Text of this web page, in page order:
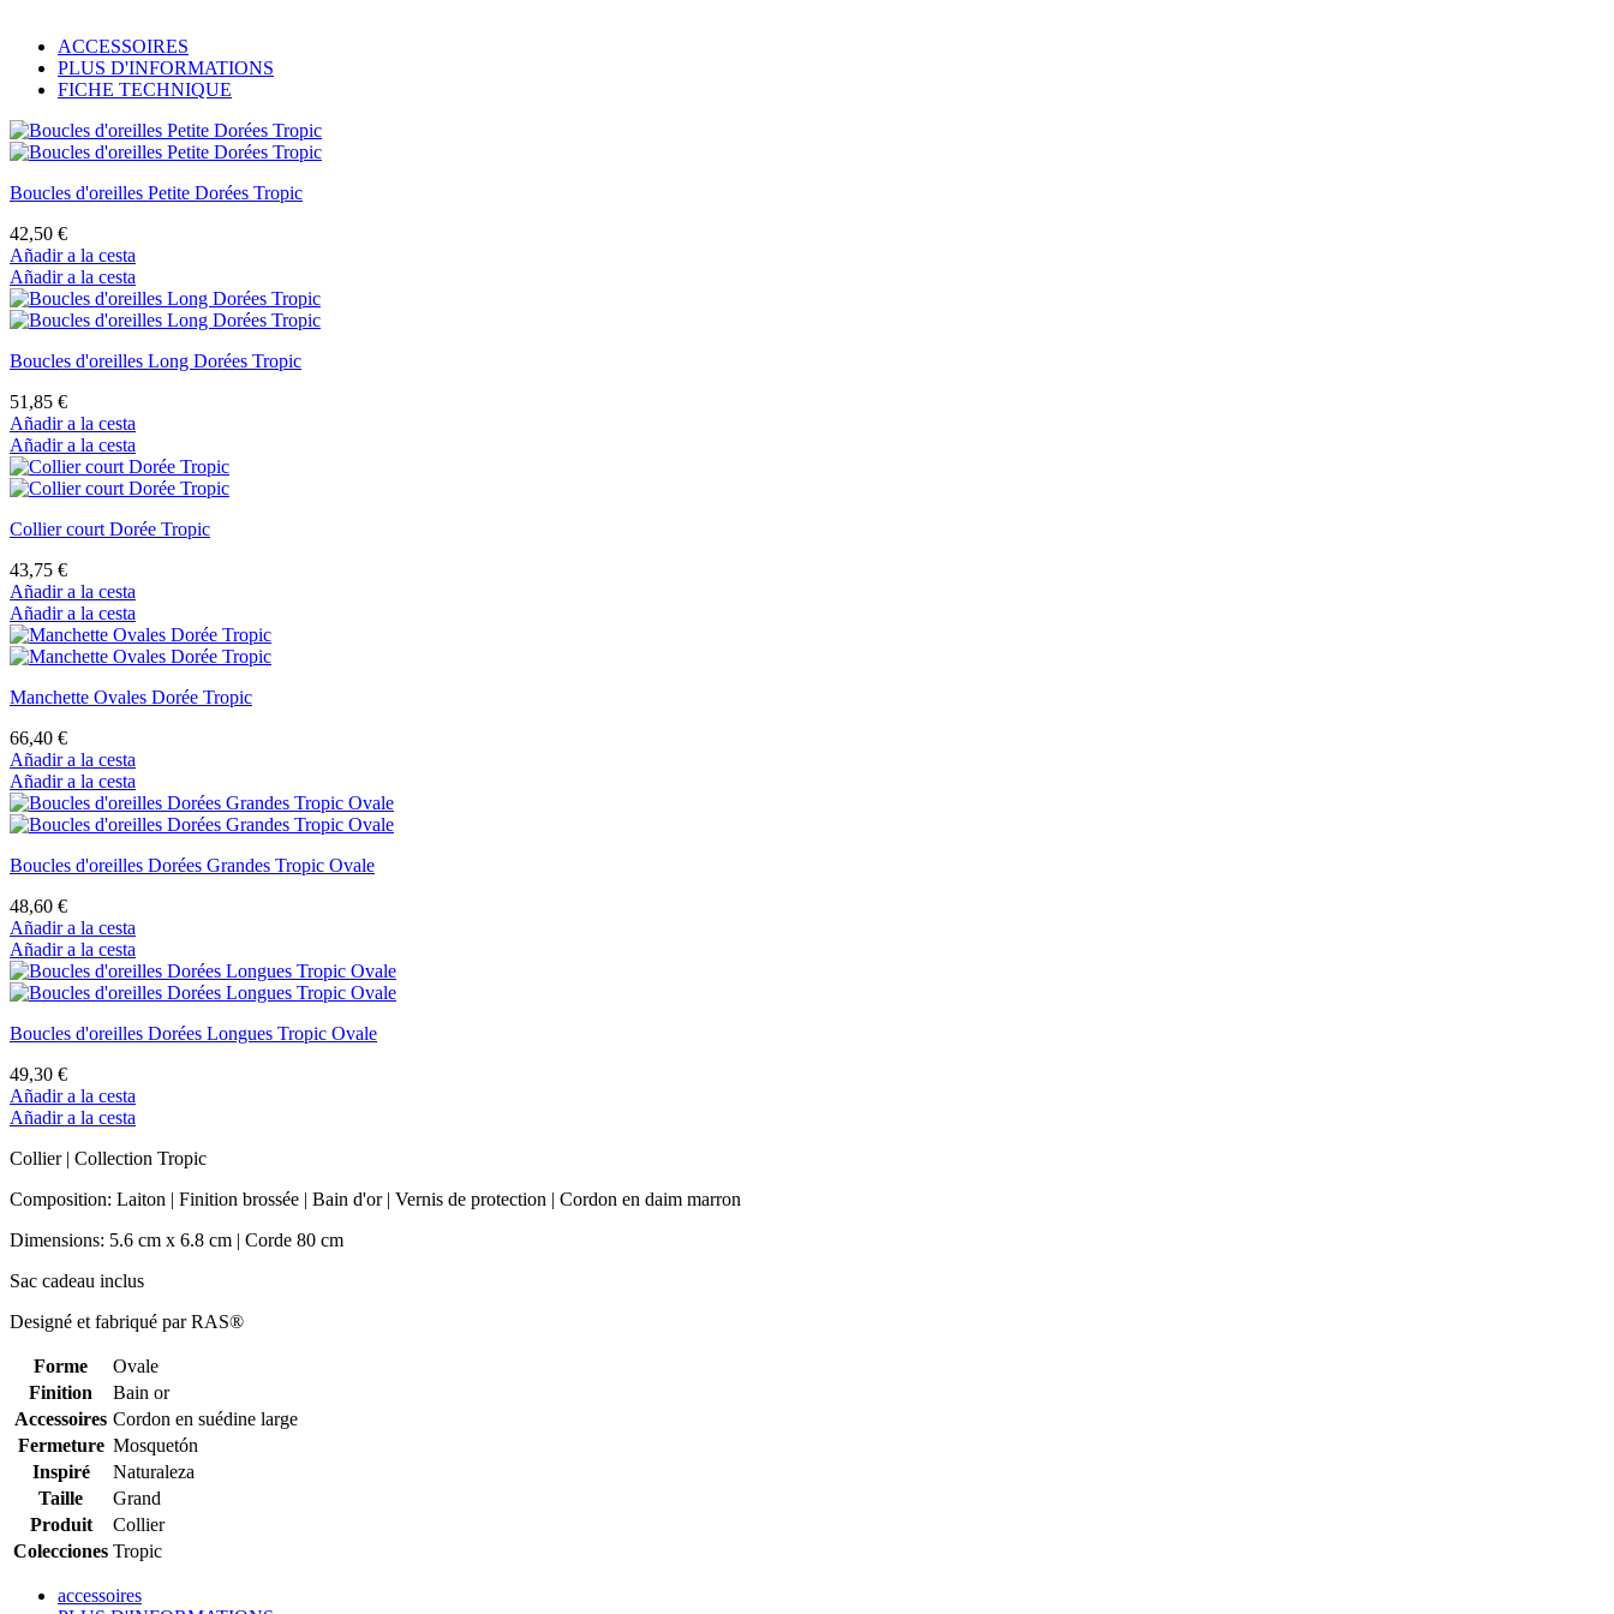
ACCESSOIRES
PLUS D'INFORMATIONS
FICHE TECHNIQUE
Boucles d'oreilles Petite Dorées Tropic
42,50 €
Añadir a la cesta
Añadir a la cesta
Boucles d'oreilles Long Dorées Tropic
51,85 €
Añadir a la cesta
Añadir a la cesta
Collier court Dorée Tropic
43,75 €
Añadir a la cesta
Añadir a la cesta
Manchette Ovales Dorée Tropic
66,40 €
Añadir a la cesta
Añadir a la cesta
Boucles d'oreilles Dorées Grandes Tropic Ovale
48,60 €
Añadir a la cesta
Añadir a la cesta
Boucles d'oreilles Dorées Longues Tropic Ovale
49,30 €
Añadir a la cesta
Añadir a la cesta
Collier | Collection Tropic
Composition: Laiton | Finition brossée | Bain d'or | Vernis de protection | Cordon en daim marron
Dimensions: 5.6 cm x 6.8 cm | Corde 80 cm
Sac cadeau inclus
Designé et fabriqué par RAS®
Forme
Ovale
Finition
Bain or
Accessoires Cordon en suédine large
Fermeture Mosquetón
Inspiré
Naturaleza
Taille
Grand
Produit
Collier
Colecciones Tropic
accessoires